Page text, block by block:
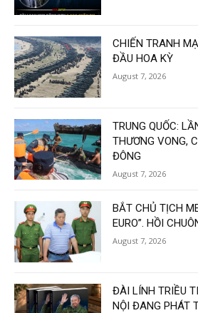
CHIẾN TRANH
ĐẦU HOA KỲ
August 7, 2026
TRUNG QUỐC:
THƯƠNG VONG,
ĐÔNG
August 7, 2026
BẮT CHỦ TỊCH
EURO”. HỒI
August 7, 2026
ĐÀI LÍNH TRIỀU
NỘI ĐANG PHÁT